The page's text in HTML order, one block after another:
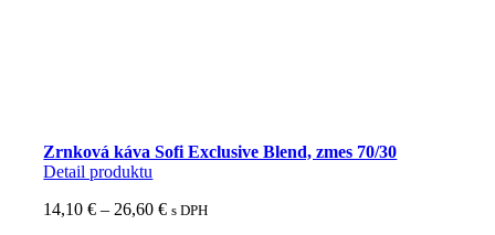
Zrnková káva Sofi Exclusive Blend, zmes 70/30
Detail produktu
14,10€ – 26,60€Price
s DPH